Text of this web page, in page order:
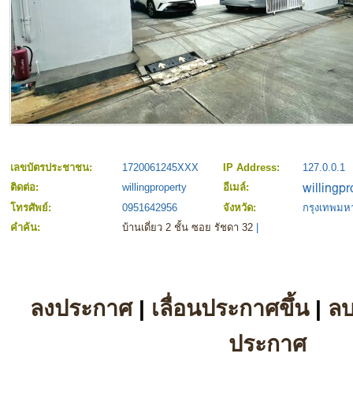
เลขบัตรประชาชน: 1720061245XXX IP Address:
127.0.0.1
ติดต่อ:
willingproperty
อีเมล์:
โทรศัพย์:
0951642956 จังหวัด:
กรุงเทพม
คำค้น:
บ้านเดี่ยว 2 ชั้น ซอย รัชดา 32
ลงประกาศ| เลื่อนประกาศขึ้น| ล
ประกาศ